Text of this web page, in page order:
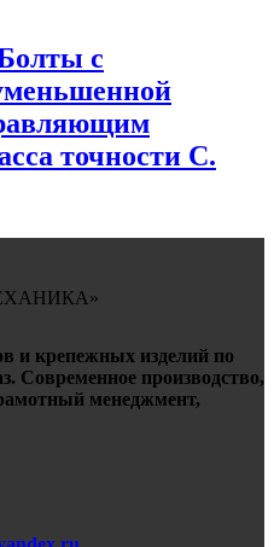
с
точности С.
и крепежных изделий по
Современное производство,
менеджмент,